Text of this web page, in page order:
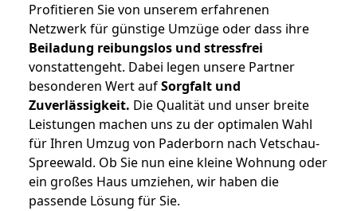
Profitieren Sie von unserem erfahrenen
Netzwerk für günstige Umzüge oder dass ihre
Beiladung reibungslos und stressfrei
vonstattengeht. Dabei legen unsere Partner
besonderen Wert aufSorgfalt und
Zuverlässigkeit. Die Qualität und unser breite
Leistungen machen uns zu der optimalen Wahl
für Ihren Umzug von Paderborn nach Vetschau-
Spreewald. Ob Sie nun eine kleine Wohnung oder
ein großes Haus umziehen, wir haben die
passende Lösung für Sie.